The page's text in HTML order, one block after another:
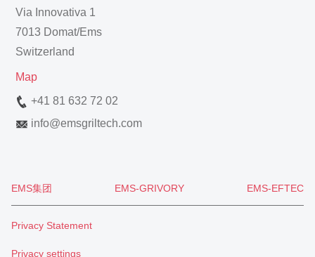
Via Innovativa 1
7013 Domat/Ems
Switzerland
Map
+41 81 632 72 02
info@emsgriltech.com
EMS集团 EMS-GRIVORY EMS-EFTEC
Privacy Statement
Privacy settings